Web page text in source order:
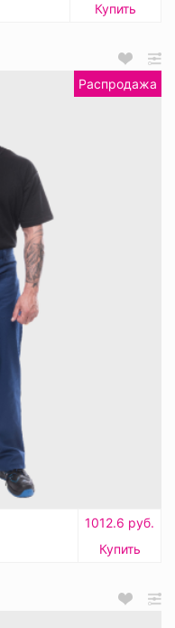
Купить
Распродажа
1012.6 руб.
Купить